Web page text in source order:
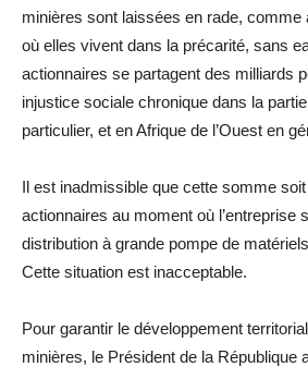
minières sont laissées en rade, comme
où elles vivent dans la précarité, sans
actionnaires se partagent des milliards
injustice sociale chronique dans la
particulier, et en Afrique de l’Ouest en
Il est inadmissible que cette somme
actionnaires au moment où l’entreprise
distribution à grande pompe de
Cette situation est inacceptable.
Pour garantir le développement
minières, le Président de la République